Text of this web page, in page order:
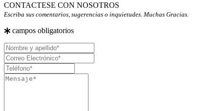
CONTACTESE CON NOSOTROS
Escriba sus comentarios, sugerencias o inquietudes. Muchas Gracias.
campos obligatorios
Nombre
y
apellido
Correo
Electrónico
Teléfono
Mensaje